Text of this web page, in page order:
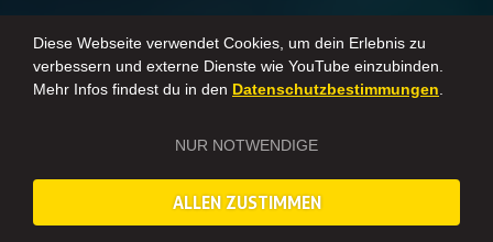
Diese Webseite verwendet Cookies, um dein Erlebnis zu
verbessern und externe Dienste wie YouTube einzubinden.
Mehr Infos findest du in den Datenschutzbestimmungen.
NUR NOTWENDIGE
ALLEN ZUSTIMMEN